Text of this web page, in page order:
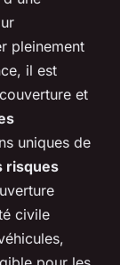
pleinement
il est
et
uniques de
risques
civile